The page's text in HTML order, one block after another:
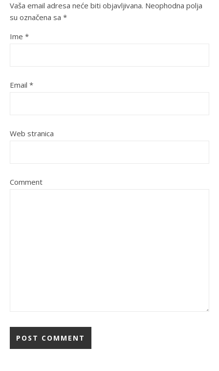
Vaša email adresa neće biti objavljivana. Neophodna polja
su označena sa *
Ime *
Email *
Web stranica
Comment